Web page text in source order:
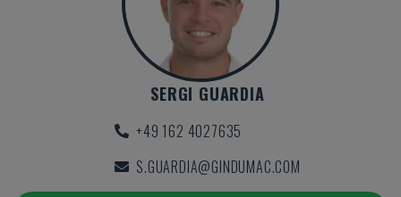
SERGI GUARDIA
+49 162 4027635
S.GUARDIA@GINDUMAC.COM